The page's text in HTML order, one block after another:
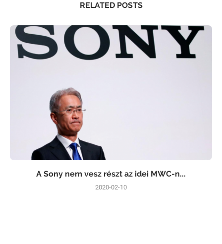
RELATED POSTS
A Sony nem vesz részt az idei MWC-n...
2020-02-10